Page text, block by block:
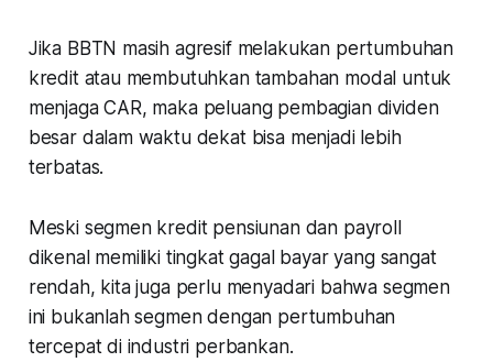
Jika BBTN masih agresif melakukan pertumbuhan
kredit atau membutuhkan tambahan modal untuk
menjaga CAR, maka peluang pembagian dividen
besar dalam waktu dekat bisa menjadi lebih
terbatas.
Meski segmen kredit pensiunan dan payroll
dikenal memiliki tingkat gagal bayar yang sangat
rendah, kita juga perlu menyadari bahwa segmen
ini bukanlah segmen dengan pertumbuhan
tercepat di industri perbankan.